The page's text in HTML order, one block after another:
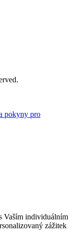
pokyny pro
Vaším individuálním
zážitek